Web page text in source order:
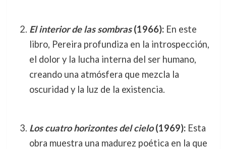
El interior de las sombras(1966):En este
libro, Pereira profundiza en la introspección,
el dolor y la lucha interna del ser humano,
creando una atmósfera que mezcla la
oscuridad y la luz de la existencia.
Los cuatro horizontes del cielo(1969):Esta
obra muestra una madurez poética en la que